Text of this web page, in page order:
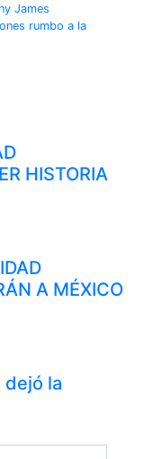
James
rumbo a la
HISTORIA
A MÉXICO
la